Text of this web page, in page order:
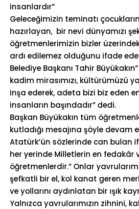
insanlardır”
Geleceğimizin teminatı
hazırlayan, bir nevi dünyamızı
öğretmenlerimizin bizler
ardı edilemez olduğunu ifade
Belediye Başkanı Tahir
kadim mirasımızı, kültürümüzü
inşa ederek, adeta bizi biz eden
insanların başındadır” dedi.
Başkan Büyükakın tüm
kutladığı mesajına şöyle devam
Atatürk’ün sözlerinde can bulan
her yerinde Milletlerin en fedakâr
öğretmenlerdir.” Onlar
şefkatli bir el, kol kanat geren
ve yollarını aydınlatan bir ışık
Yalnızca yavrularımızın zihnini,